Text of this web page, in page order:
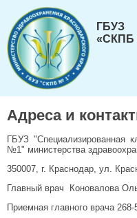
ГБУЗ
Адреса и
ГБУЗ "Специализированная
№1" министерства
350007, г. Краснодар, ул.
Главный врач Коновалова
Приемная главного врача 268-